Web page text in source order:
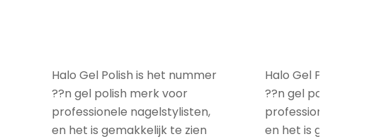
Halo Gel Polish is het nummer
??n gel polish merk voor
professionele nagelstylisten,
en het is gemakkelijk te zien
Halo Gel Polish is
??n gel polish merk
professionele
en het is